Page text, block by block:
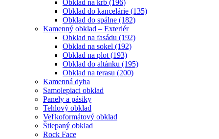
Obklad na krb (196)
Obklad do kancelárie (135)
Obklad do spálne (182)
Kamenný obklad – Exteriér
Obklad na fasádu (192)
Obklad na sokel (192)
Obklad na plot (193)
Obklad do altánku (195)
Obklad na terasu (200)
Kamenná dyha
Samolepiaci obklad
Panely a pásiky
Tehlový obklad
Veľkoformátový obklad
Štiepaný obklad
Rock Face